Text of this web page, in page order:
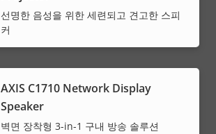
선명한 음성을 위한 세련되고 견고한 스피
커
AXIS C1710 Network Display
Speaker
벽면 장착형 3-in-1 구내 방송 솔루션